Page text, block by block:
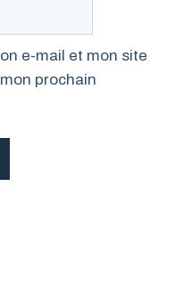
e-mail et mon site
prochain